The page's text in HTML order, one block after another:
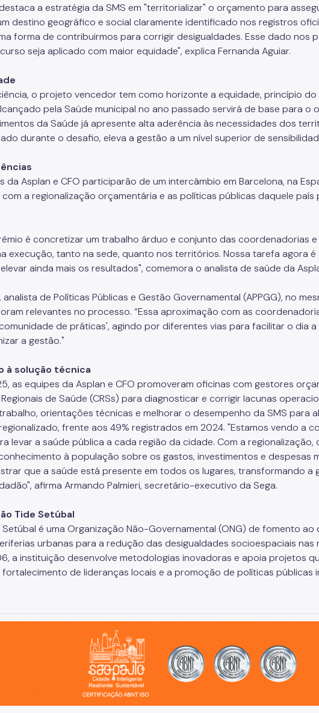
a estratégia da SMS em "territorializar" o orçamento para
destino geográfico e social claramente identificado nos registros
forma de contribuirmos para corrigir desigualdades. Esse dado nos
seja aplicado com maior equidade", explica Fernanda Aguiar.
o projeto vencedor tem como horizonte a equidade, princípio do
pela Saúde municipal no ano passado servirá de base para o
da Saúde já apresente alta aderência às necessidades dos
durante o desafio, eleva a gestão a um nível superior de
da Asplan e CFO participarão de um intercâmbio em Barcelona, na
a regionalização orçamentária e as políticas públicas daquele país
é concretizar um trabalho árduo e conjunto das coordenadorias e
execução, tanto na sede, quanto nos territórios. Nossa tarefa agora
ainda mais os resultados", comemora o analista de saúde da
de Políticas Públicas e Gestão Governamental (APPGG), no
relevantes no processo. “Essa aproximação com as
de práticas', agindo por diferentes vias para facilitar o dia
a gestão."
à solução técnica
as equipes da Asplan e CFO promoveram oficinas com gestores
de Saúde (CRSs) para diagnosticar e corrigir lacunas
orientações técnicas e melhorar o desempenho da SMS para
frente aos 49% registrados em 2024. "Estamos vendo a
levar a saúde pública a cada região da cidade. Com a regionalização,
à população sobre os gastos, investimentos e despesas
que a saúde está presente em todos os lugares, transformando a
afirma Armando Palmieri, secretário-executivo da Sega.
Tide Setúbal
Setúbal é uma Organização Não-Governamental (ONG) de fomento ao
urbanas para a redução das desigualdades socioespaciais nas
a instituição desenvolve metodologias inovadoras e apoia projetos
de lideranças locais e a promoção de políticas públicas
inteligente, resiliente e sustentável